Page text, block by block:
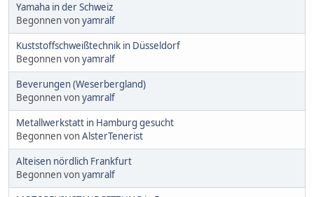
Yamaha in der Schweiz
Begonnen vonyamralf
Kuststoffschweißtechnik in Düsseldorf
Begonnen vonyamralf
Beverungen (Weserbergland)
Begonnen vonyamralf
Metallwerkstatt in Hamburg gesucht
Begonnen vonAlsterTenerist
Alteisen nördlich Frankfurt
Begonnen vonyamralf